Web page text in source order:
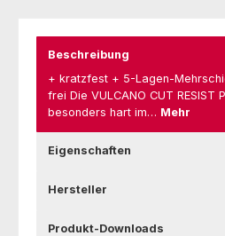
Beschreibung
+ kratzfest + 5-Lagen-
frei Die VULCANO CUT RESIST
besonders hart im… Mehr
Eigenschaften
Hersteller
Produkt-Downloads